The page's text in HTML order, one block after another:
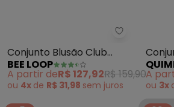
Conjunto Blusão Club
Classic Calça Preto
BEE LOOP
A partir deR$ 127,92R$ 159,90
ou 4x de R$ 31,98 semjuros
Bebê
A
ou 3x